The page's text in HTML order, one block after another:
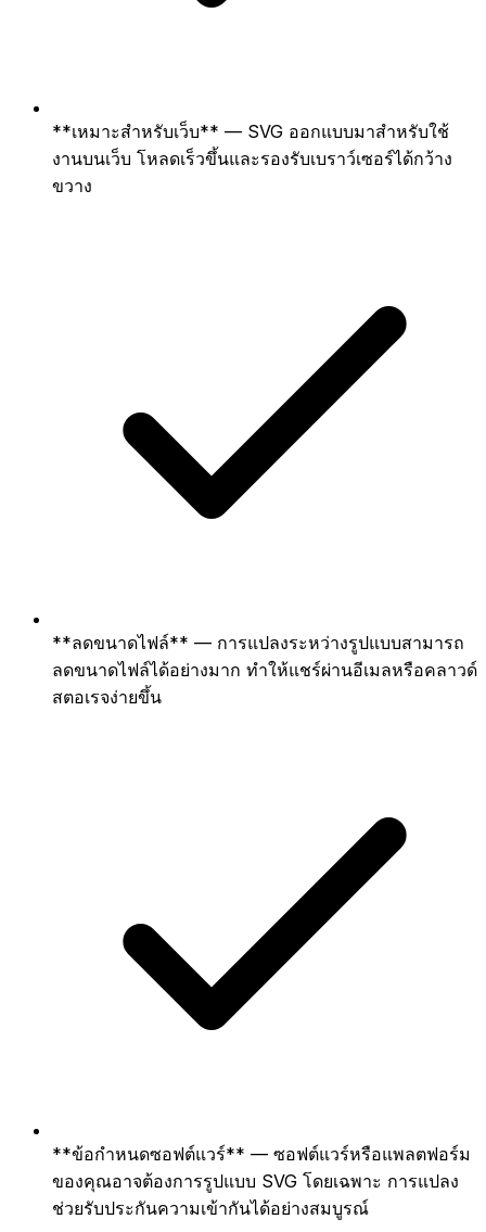
**เหมาะสำหรับเว็บ** — SVG ออกแบบมาสำหรับใช้
งานบนเว็บ โหลดเร็วขึ้นและรองรับเบราว์เซอร์ได้กว้าง
ขวาง
**ลดขนาดไฟล์** — การแปลงระหว่างรูปแบบสามารถ
ลดขนาดไฟล์ได้อย่างมาก ทำให้แชร์ผ่านอีเมลหรือคลาวด์
สตอเรจง่ายขึ้น
**ข้อกำหนดซอฟต์แวร์** — ซอฟต์แวร์หรือแพลตฟอร์ม
ของคุณอาจต้องการรูปแบบ SVG โดยเฉพาะ การแปลง
ช่วยรับประกันความเข้ากันได้อย่างสมบูรณ์